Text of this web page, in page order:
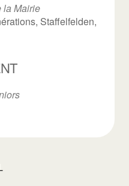
la Mairie
Staffelfelden,